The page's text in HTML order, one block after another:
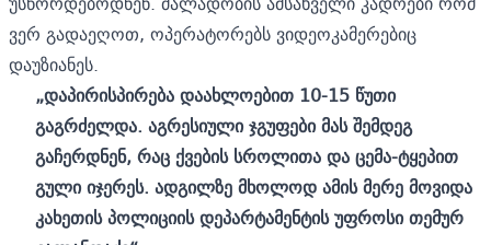
ვერ გადაეღოთ, ოპერატორებს ვიდეოკამერებიც
დაუზიანეს.
„დაპირისპირება დაახლოებით 10-15 წუთი
გაგრძელდა. აგრესიული ჯგუფები მას შემდეგ
გაჩერდნენ, რაც ქვების სროლითა და ცემა-ტყეპით
გული იჯერეს. ადგილზე მხოლოდ ამის მერე მოვიდა
კახეთის პოლიციის დეპარტამენტის უფროსი თემურ